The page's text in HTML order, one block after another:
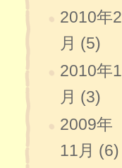
2010年2
月 (5)
2010年1
月 (3)
2009年
11月 (6)